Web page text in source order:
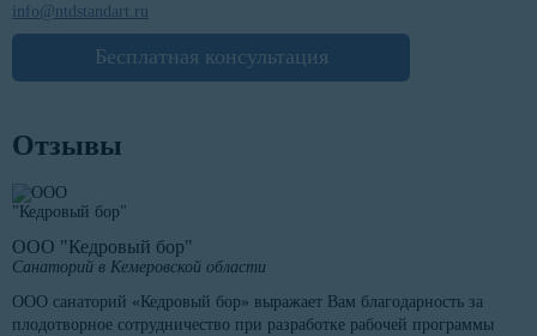
info@ntdstandart.ru
Бесплатная консультация
Отзывы
ООО "Кедровый бор"
Санаторий в Кемеровской области
ООО санаторий «Кедровый бор» выражает Вам благодарность за
плодотворное сотрудничество при разработке рабочей программы